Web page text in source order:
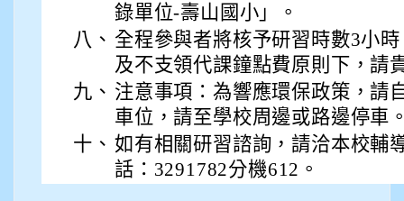
錄單位-壽山國小」。
八、 全程參與者將核予研習時數3小
及不支領代課鐘點費原則下，請
九、 注意事項：為響應環保政策，請
車位，請至學校周邊或路邊停車
十、 如有相關研習諮詢，請洽本校輔
話：3291782分機612。